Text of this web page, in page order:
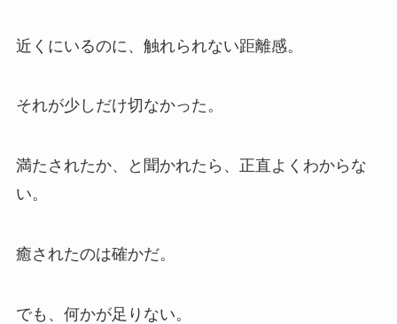
近くにいるのに、触れられない距離感。
それが少しだけ切なかった。
満たされたか、と聞かれたら、正直よくわからな
い。
癒されたのは確かだ。
でも、何かが足りない。